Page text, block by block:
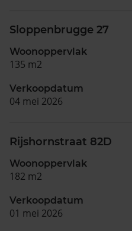
Sloppenbrugge 27
Woonoppervlak
135 m2
Verkoopdatum
04 mei 2026
Rijshornstraat 82D
Woonoppervlak
182 m2
Verkoopdatum
01 mei 2026